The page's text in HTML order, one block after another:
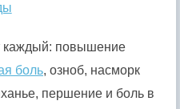
каждый: повышение
боль, озноб, насморк
першение и боль в